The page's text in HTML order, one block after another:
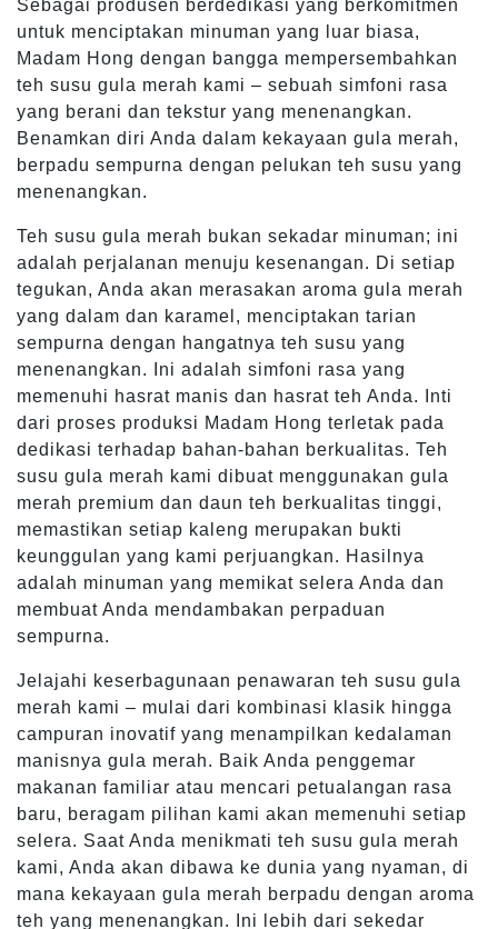
Sebagai produsen berdedikasi yang berkomitmen
untuk menciptakan minuman yang luar biasa,
Madam Hong dengan bangga mempersembahkan
teh susu gula merah kami – sebuah simfoni rasa
yang berani dan tekstur yang menenangkan.
Benamkan diri Anda dalam kekayaan gula merah,
berpadu sempurna dengan pelukan teh susu yang
menenangkan.
Teh susu gula merah bukan sekadar minuman; ini
adalah perjalanan menuju kesenangan. Di setiap
tegukan, Anda akan merasakan aroma gula merah
yang dalam dan karamel, menciptakan tarian
sempurna dengan hangatnya teh susu yang
menenangkan. Ini adalah simfoni rasa yang
memenuhi hasrat manis dan hasrat teh Anda. Inti
dari proses produksi Madam Hong terletak pada
dedikasi terhadap bahan-bahan berkualitas. Teh
susu gula merah kami dibuat menggunakan gula
merah premium dan daun teh berkualitas tinggi,
memastikan setiap kaleng merupakan bukti
keunggulan yang kami perjuangkan. Hasilnya
adalah minuman yang memikat selera Anda dan
membuat Anda mendambakan perpaduan
sempurna.
Jelajahi keserbagunaan penawaran teh susu gula
merah kami – mulai dari kombinasi klasik hingga
campuran inovatif yang menampilkan kedalaman
manisnya gula merah. Baik Anda penggemar
makanan familiar atau mencari petualangan rasa
baru, beragam pilihan kami akan memenuhi setiap
selera. Saat Anda menikmati teh susu gula merah
kami, Anda akan dibawa ke dunia yang nyaman, di
mana kekayaan gula merah berpadu dengan aroma
teh yang menenangkan. Ini lebih dari sekedar